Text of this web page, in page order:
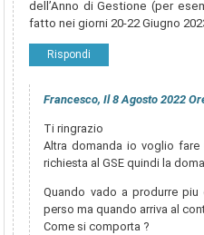
dell’Anno di Gestione (per
fatto nei giorni 20-22 Giugno
Rispondi
Francesco, Il 8 Agosto 2022
Ti ringrazio
Altra domanda io voglio
richiesta al GSE quindi la
Quando vado a produrre
perso ma quando arriva al
Come si comporta ?